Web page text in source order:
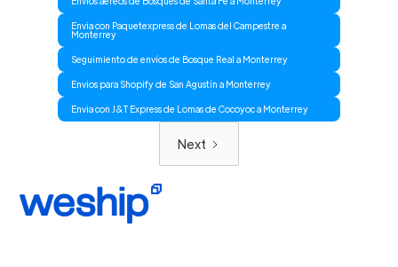
Envia con Paquetexpress de Lomas del Campestre a
Monterrey
Seguimiento de envíos de Bosque Real a Monterrey
Envios para Shopify de San Agustín a Monterrey
Envia con J&T Express de Lomas de Cocoyoc a Monterrey
Next